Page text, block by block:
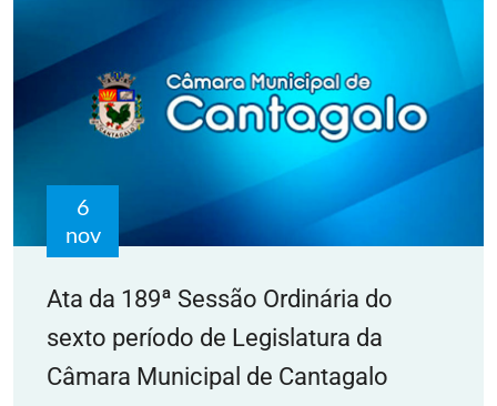
6
nov
Ata da 189ª Sessão Ordinária do
sexto período de Legislatura da
Câmara Municipal de Cantagalo